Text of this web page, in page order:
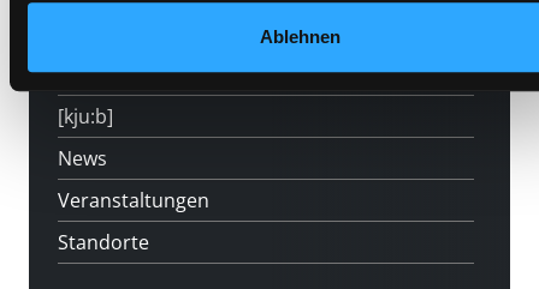
Ablehnen
LABUKA
[kju:b]
News
Veranstaltungen
Standorte